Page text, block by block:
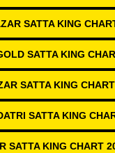
SATTA KING
SATTA KING
SATTA KING
SATTA KING
SATTA KING CHART